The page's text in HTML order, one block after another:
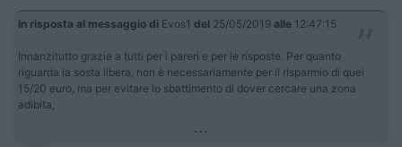
In risposta al messaggio di Evos1 del 25/05/2019 alle 12:47:15
Innanzitutto grazie a tutti per i pareri e per le risposte. Per quanto
riguarda la sosta libera, non è necessariamente per il risparmio di quei
15/20 euro, ma per evitare lo sbattimento di dover cercare una zona
adibita,
...